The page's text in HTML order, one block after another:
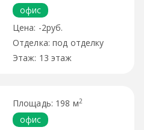
офис
-2руб.
под отделку
13 этаж
198 м2
офис